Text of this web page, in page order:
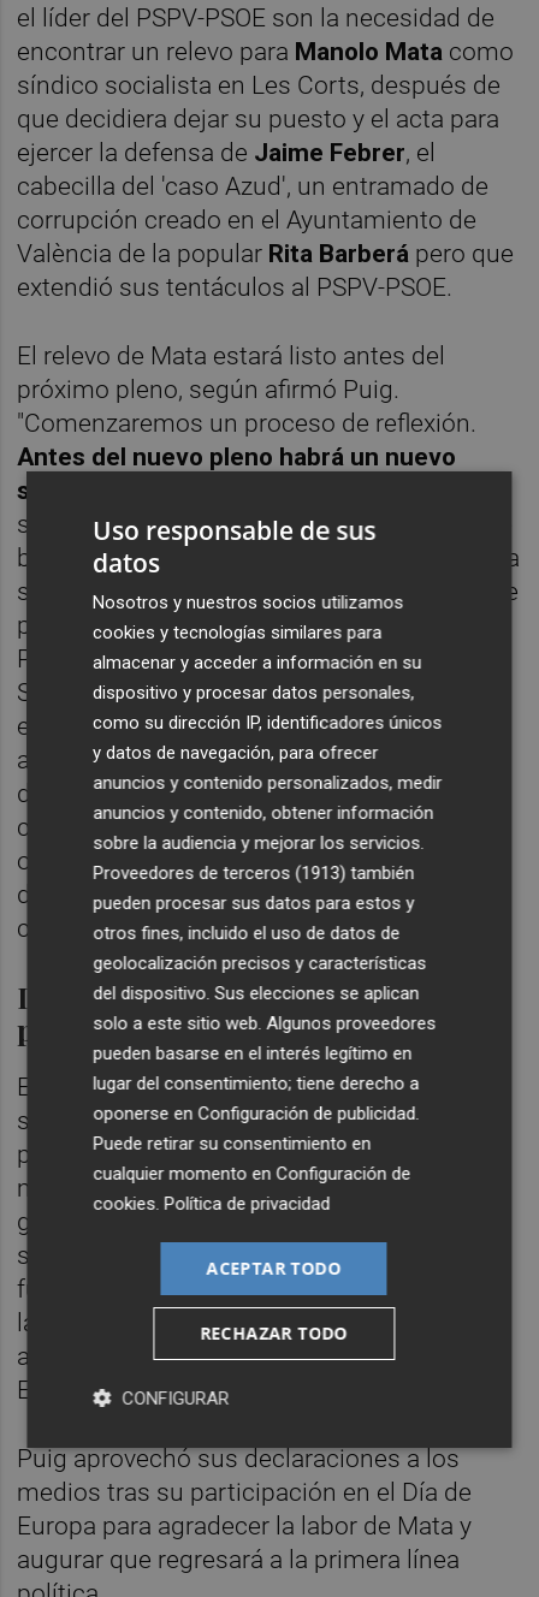
el líder del PSPV-PSOE son la necesidad de
encontrar un relevo para Manolo Mata como
síndico socialista en Les Corts, después de
que decidiera dejar su puesto y el acta para
ejercer la defensa de Jaime Febrer, el
cabecilla del 'caso Azud', un entramado de
corrupción creado en el Ayuntamiento de
València de la popular Rita Barberá pero que
extendió sus tentáculos al PSPV-PSOE.
El relevo de Mata estará listo antes del
próximo pleno, según afirmó Puig.
"Comenzaremos un proceso de reflexión.
Antes del nuevo pleno habrá un nuevo
síndic o una nueva síndica
socialista", afirmó. Entre las opciones que se
baraján están la de
, que ha
sido hasta ahora la número 2 de Mata en ese
puesto, el secretario de organización del
PSPV-PSOEJosé Muñoz, o la consellera de
Sanitat i Salut PúblicaÁna Barceló. La
elección de esta última, que está entre las
alcaldables de los socialistas para la ciudad
de Alicante dentro de un año, obligaría a esa
crisis de gobierno. El nombramiento de los
otros dos, o de cualquier otro de los
diputados socialistas, no forzaría ese
cambio pero no sería incompatible.
Domínguez hará de Mata en el
partido
El relevo que sí que confirmó Puig fue el que
se producirá en el seno del PSPV-PSOE
porque aunque en un principio Mata
mantuvo su puesto como vicesecretario
general del partido, finalmente y tras una
segunda reunión con Puig lo dejó. Sus
funciones las asumiráAna Domínguez
la que compartía ese puesto y que es
además responsable de Igualdad en la
Ejecutiva Nacional.
Puig aprovechó sus declaraciones a los
medios tras su participación en el Día de
Europa para agradecer la labor de Mata y
augurar que regresará a la primera línea
Uso responsable de sus
datos
Nosotros y nuestros socios utilizamos
cookies y tecnologías similares para
almacenar y acceder a información en su
dispositivo y procesar datos personales,
como su dirección IP, identificadores únicos
y datos de navegación, para ofrecer
anuncios y contenido personalizados, medir
anuncios y contenido, obtener información
sobre la audiencia y mejorar los servicios.
Proveedores de terceros (1913) también
pueden procesar sus datos para estos y
otros fines, incluido el uso de datos de
geolocalización precisos y características
del dispositivo. Sus elecciones se aplican
solo a este sitio web. Algunos proveedores
pueden basarse en el interés legítimo en
lugar del consentimiento; tiene derecho a
oponerse enConfiguración de publicidad.
Puede retirar su consentimiento en
cualquier momento enConfiguración de
cookies.Política de privacidad
ACEPTAR TODO
RECHAZAR TODO
CONFIGURAR